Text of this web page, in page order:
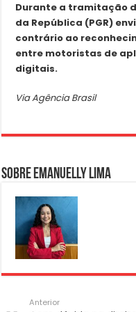
Durante a tramitação
da República (PGR)
contrário ao
entre motoristas de
digitais.
Via Agência Brasil
Sobre Emanuelly Lima
Anterior